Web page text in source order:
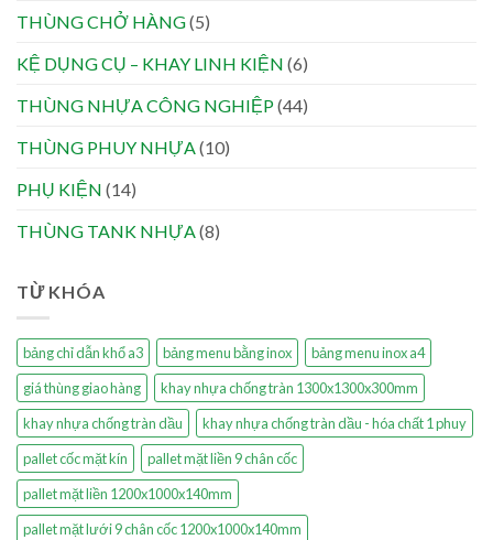
THÙNG CHỞ HÀNG(5)
KỆ DỤNG CỤ – KHAY LINH KIỆN (6)
THÙNG NHỰA CÔNG NGHIỆP(44)
THÙNG PHUY NHỰA (10)
PHỤ KIỆN (14)
THÙNG TANK NHỰA (8)
TỪ KHÓA
bảng chỉ dẫn khổ a3 bảng menu bằng inox
bảng menu inox a4
giá thùng giao hàng
khay nhựa chống tràn 1300x1300x300mm
khay nhựa chống tràn dầu
khay nhựa chống tràn dầu - hóa chất 1 phuy
pallet cốc mặt kín
pallet mặt liền 9 chân cốc
pallet mặt liền 1200x1000x140mm
pallet mặt lưới 9 chân cốc 1200x1000x140mm